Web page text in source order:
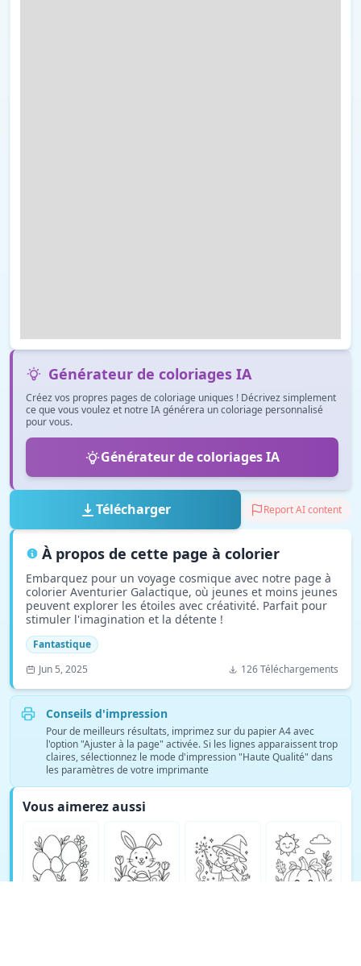
Générateur de coloriages IA
Créez vos propres pages de coloriage uniques ! Décrivez simplement
ce que vous voulez et notre IA générera un coloriage personnalisé
pour vous.
Générateur de coloriages IA
Télécharger Report AI content
À propos de cette page à colorier
Embarquez pour un voyage cosmique avec notre page à
colorier Aventurier Galactique, où jeunes et moins jeunes
peuvent explorer les étoiles avec créativité. Parfait pour
stimuler l'imagination et la détente !
Fantastique
Jun 5, 2025
126 Téléchargements
Conseils d'impression
Pour de meilleurs résultats, imprimez sur du papier A4 avec
l'option "Ajuster à la page" activée. Si les lignes apparaissent trop
claires, sélectionnez le mode d'impression "Haute Qualité" dans
les paramètres de votre imprimante
Vous aimerez aussi